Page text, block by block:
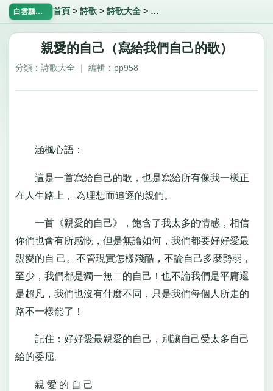
白雲飄飄網 首頁 > 詩歌> 詩歌大全> 親愛的自己（寫給我們自己的歌
親愛的自己（寫給我們自己的歌）
分類：詩歌大全 ｜ 編輯：pp958
涵楓心語：
這是一首寫給自己的歌，也是寫給所有像我一樣正
在人生路上， 為理想而追逐的親們。
一首《親愛的自己》，飽含了我太多的情感，相信
你們也會有所感慨，但是無論如何，我們都要好好愛最
親愛的自 己。不管現實怎樣殘酷，不論自己多麼勢弱，
至少，我們都是獨一無二的自己！也不論我們是平庸還
是超凡，我們也沒有什麼不同，只是我們每個人所走的
路不一樣罷了！
記住：好好愛最親愛的自己，別讓自己受太多自己
給的委屈。
親 愛 的 自 己